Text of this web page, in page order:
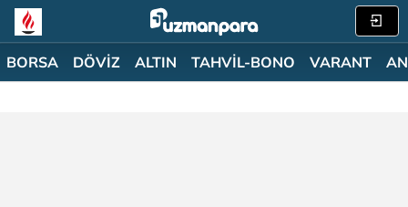
BORSA DÖVİZ ALTIN TAHVİL-BONO VARANT